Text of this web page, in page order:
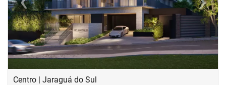
Previous Next
Centro | Jaraguá do Sul